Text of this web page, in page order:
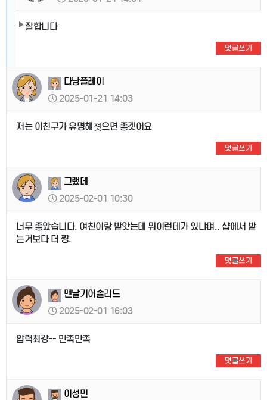
잘합니다
댓글쓰기
다낭플레이
2025-01-21 14:03
저는 이친구가 유명해졋으면 좋겟어요
댓글쓰기
그랬데
2025-02-01 10:30
너무 좋았습니다. 여친이랑 받앗는데 뭐이런데가 있냐며.. 샵에서 받
는거보다 더 짱.
댓글쓰기
맨날기어솔리드
2025-02-01 16:03
압력최강-- 만족만족
댓글쓰기
이성민